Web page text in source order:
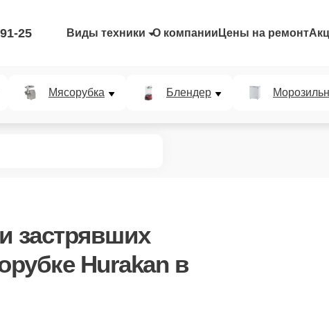
25 Виды техники О компании Цены на ремонт
Мясорубка Блендер
застрявших
Hurakan в